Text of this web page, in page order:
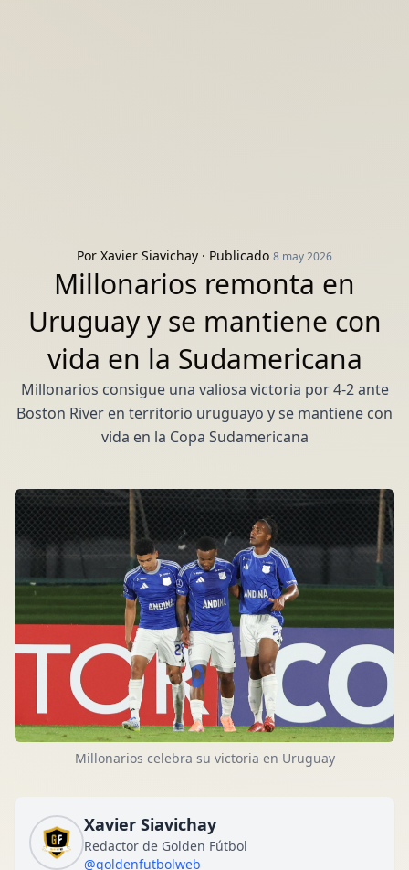
Por Xavier Siavichay · Publicado 8 may 2026
Millonarios remonta en
Uruguay y se mantiene con
vida en la Sudamericana
Millonarios consigue una valiosa victoria por 4-2 ante
Boston River en territorio uruguayo y se mantiene con
vida en la Copa Sudamericana
Millonarios celebra su victoria en Uruguay
Xavier Siavichay
Redactor de Golden Fútbol
@goldenfutbolweb